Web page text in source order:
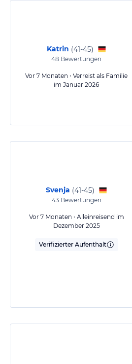
Katrin (41-45)
48 Bewertungen
Vor 7 Monaten • Verreist als Familie
im Januar 2026
Svenja (41-45)
43Bewertungen
Vor 7 Monaten • Alleinreisend im
Dezember 2025
Verifizierter Aufenthalt